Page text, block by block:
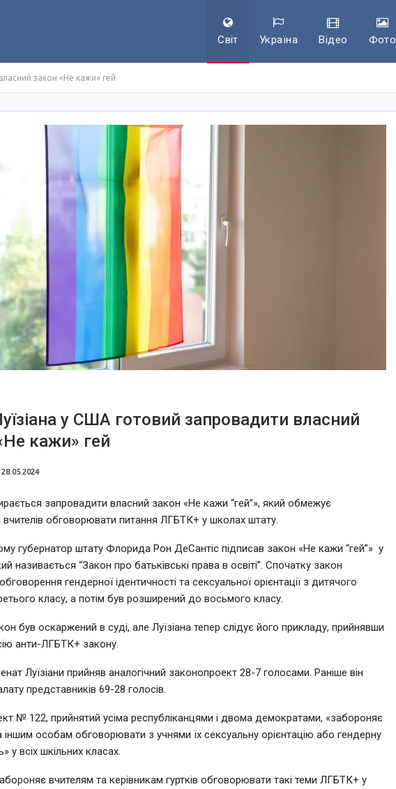
Світ Україна Відео Фото
закон «Не кажи» гей
у США готовий запровадити власний
кажи» гей
28.05.2024
запровадити власний закон «Не кажи “гей”», який обмежує
обговорювати питання ЛГБТК+ у школах штату.
губернатор штату Флорида Рон ДеСантіс підписав закон «Не кажи “гей”» у
називається “Закон про батьківські права в освіті”. Спочатку закон
гендерної ідентичності та сексуальної орієнтації з дитячого
класу, а потім був розширений до восьмого класу.
був оскаржений в суді, але Луїзіана тепер слідує його прикладу, прийнявши
анти-ЛГБТК+ закону.
Луїзіани прийняв аналогічний законопроект 28-7 голосами. Раніше він
представників 69-28 голосів.
№ 122, прийнятий усіма республіканцями і двома демократами, «забороняє
іншим особам обговорювати з учнями їх сексуальну орієнтацію або гендерну
у всіх шкільних класах.
вчителям та керівникам гуртків обговорювати такі теми ЛГБТК+ у